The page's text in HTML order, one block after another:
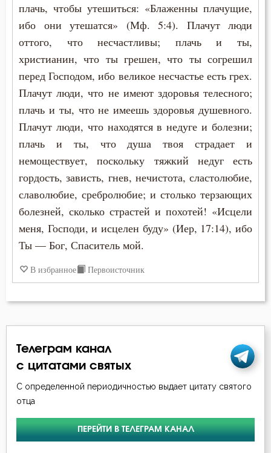
плачь, чтобы утешиться: «Блаженны плачущие,
ибо они утешатся» (Мф. 5:4). Плачут люди
оттого, что несчастливы; плачь и ты,
христианин, что ты грешен, что ты согрешил
перед Господом, ибо великое несчастье есть грех.
Плачут люди, что не имеют здоровья телесного;
плачь и ты, что не имеешь здоровья душевного.
Плачут люди, что находятся в недуге и болезни;
плачь и ты, что душа твоя страдает и
немоществует, поскольку тяжкий недуг есть
гордость, зависть, гнев, нечистота, сластолюбие,
славолюбие, сребролюбие; и столько терзающих
болезней, сколько страстей и похотей! «Исцели
меня, Господи, и исцелен буду» (Иер, 17:14), ибо
Ты — Бог, Спаситель мой.
В избранное Первоисточник
Телеграм канал
с цитатами святых
С определенной периодичностью выдает цитату святого
отца
ПЕРЕЙТИ В ТЕЛЕГРАМ КАНАЛ